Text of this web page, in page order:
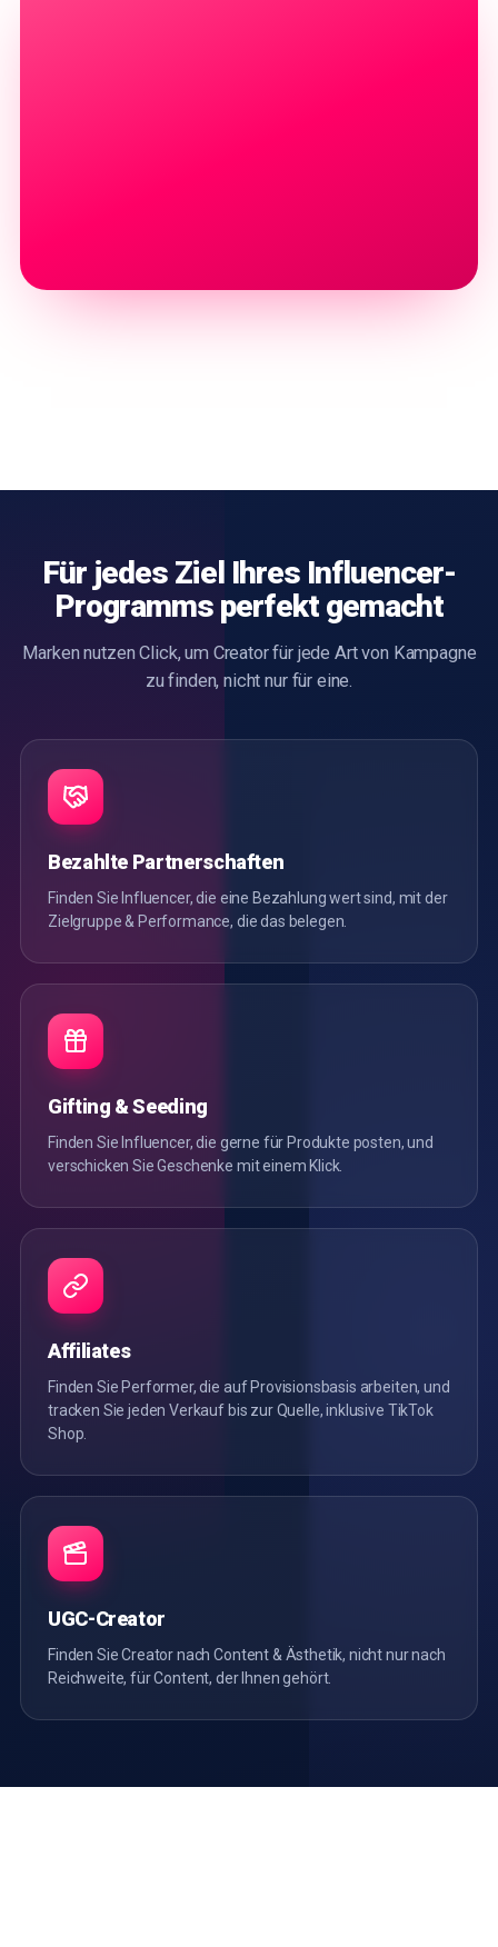
Für jedes Ziel Ihres Influencer-
Programms perfektgemacht
Marken nutzen Click, um Creator für jede Art von Kampagne
zu finden, nicht nur für eine.
Bezahlte Partnerschaften
Finden Sie Influencer, die eine Bezahlung wert sind, mit der
Zielgruppe & Performance, die das belegen.
Gifting & Seeding
Finden Sie Influencer, die gerne für Produkte posten, und
verschicken Sie Geschenke mit einem Klick.
Affiliates
Finden Sie Performer, die auf Provisionsbasis arbeiten, und
tracken Sie jeden Verkauf bis zur Quelle, inklusive TikTok
Shop.
UGC-Creator
Finden Sie Creator nach Content & Ästhetik, nicht nur nach
Reichweite, für Content, der Ihnen gehört.